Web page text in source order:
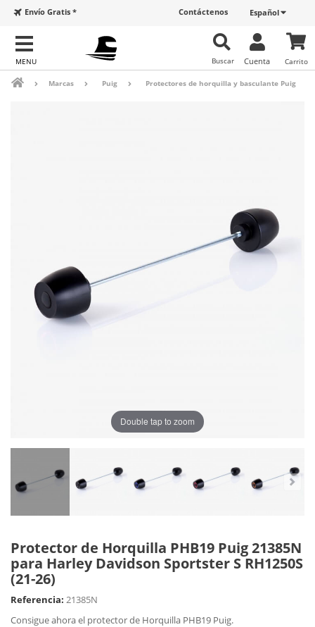
Español
Contáctenos
Envío Gratis *
Carrito
Cuenta
Buscar
Marcas Puig Protectores de horquilla y basculante Puig
Double tap to zoom
Protector de Horquilla PHB19 Puig 21385N
para Harley Davidson Sportster S RH1250S
(21-26)
Referencia: 21385N
Consigue ahora el protector de Horquilla PHB19 Puig.